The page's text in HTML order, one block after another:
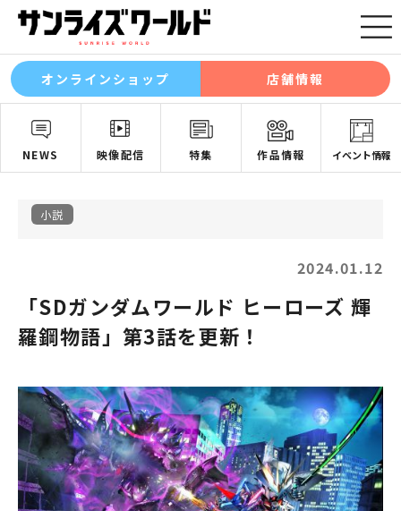
オンラインショップ 店舗情報
NEWS 映像配信 特集 作品情報 イベント情報
小説
2024.01.12
「SDガンダムワールド ヒーローズ 輝
羅鋼物語」第3話を更新！